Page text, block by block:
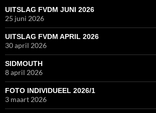
UITSLAG FVDM JUNI 2026
25 juni 2026
UITSLAG FVDM APRIL 2026
30 april 2026
SIDMOUTH
8 april 2026
FOTO INDIVIDUEEL 2026/1
3 maart 2026